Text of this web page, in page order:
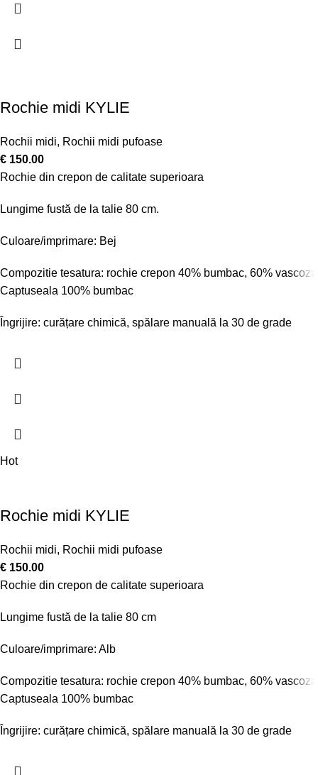
Rochie midi KYLIE
Rochii midi, Rochii midi pufoase
€ 150.00
Rochie din crepon de calitate superioara
Lungime fustă de la talie 80 cm.
Culoare/imprimare: Bej
Compozitie tesatura: rochie crepon 40% bumbac, 60% vascoza
Captuseala 100% bumbac
Îngrijire: curățare chimică, spălare manuală la 30 de grade
Hot
Rochie midi KYLIE
Rochii midi, Rochii midi pufoase
€ 150.00
Rochie din crepon de calitate superioara
Lungime fustă de la talie 80 cm
Culoare/imprimare: Alb
Compozitie tesatura: rochie crepon 40% bumbac, 60% vascoza
Captuseala 100% bumbac
Îngrijire: curățare chimică, spălare manuală la 30 de grade